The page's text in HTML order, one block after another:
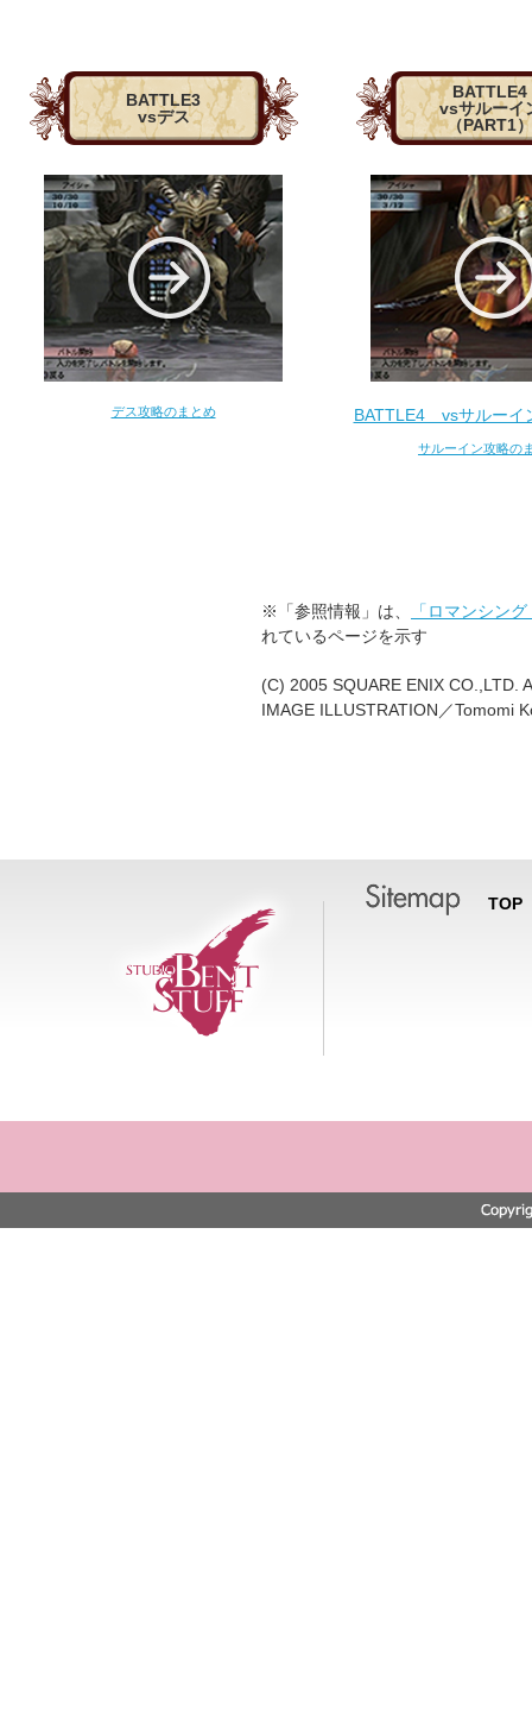
BATTLE3
vsデス
BATTLE4
vsサルーイ
（PART1）
デス攻略のまとめ BATTLE4 vsサルーイ
サルーイン攻略の
※「参照情報」は、
「ロマンシン
れているページを示す
(C) 2005 SQUARE ENIX CO.,LTD.
IMAGE ILLUSTRATION／Tomomi
TOP